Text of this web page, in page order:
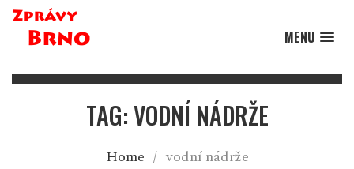
MENU
TAG: VODNÍ NÁDRŽE
Home / vodní nádrže